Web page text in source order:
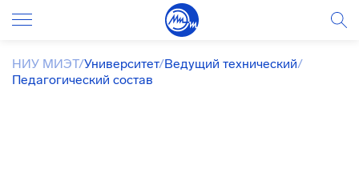
НИУ МИЭТ/Университет/Ведущий технический/
Педагогический состав